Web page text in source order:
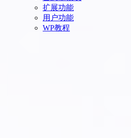
扩展功能
用户功能
WP教程